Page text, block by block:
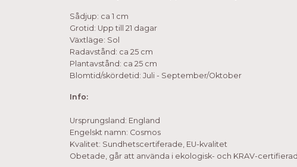
Sådjup: ca 1 cm
Grotid: Upp till 21 dagar
Växtläge: Sol
Radavstånd: ca 25 cm
Plantavstånd: ca 25 cm
Blomtid/skördetid: Juli - September/Oktober
Info:
Ursprungsland: England
Engelskt namn: Cosmos
Kvalitet: Sundhetscertiferade, EU-kvalitet
Obetade, går att använda i ekologisk- och KRAV-